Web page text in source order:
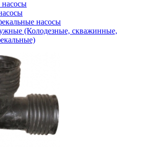
насосы
(Колодезные, скважинные,